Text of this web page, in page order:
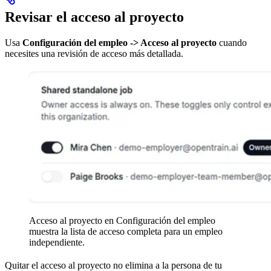
Revisar el acceso al proyecto
Usa Configuración del empleo -> Acceso al proyecto cuando
necesites una revisión de acceso más detallada.
Acceso al proyecto en Configuración del empleo
muestra la lista de acceso completa para un empleo
independiente.
Quitar el acceso al proyecto no elimina a la persona de tu